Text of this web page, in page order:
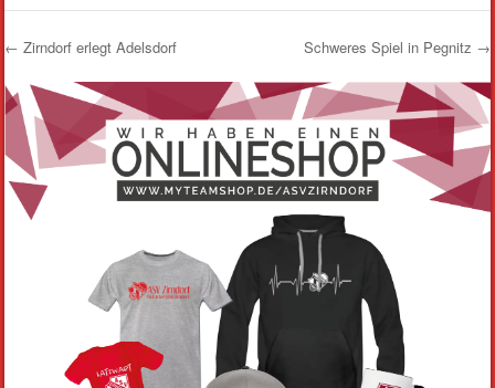
Post navigation
← Zirndorf erlegt Adelsdorf Schweres Spiel in Pegnitz →